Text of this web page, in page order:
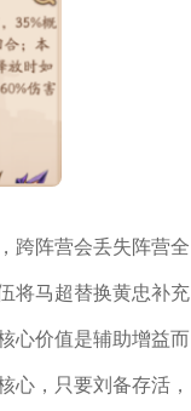
跨阵营会丢失阵营全
将马超替换黄忠补充
心价值是辅助增益而
心，只要刘备存活，